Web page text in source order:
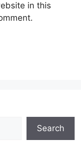
in this
Search